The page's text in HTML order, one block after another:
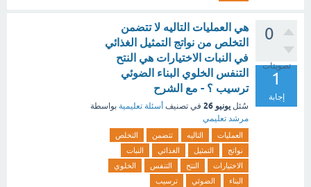
0
تصويتات
1
إجابة
هي العمليات التاليه لا تتضمن
التخلص من نواتج التمثيل الغذائي
في النبات الاختيارات هي النتح
التنفس الخلوي البناء الضوئي
ترسيب ؟ - مع الشرح
سُئل يونيو 26 في تصنيف أسئلة تعليمية بواسطة
مرشد تعليمي
العمليات التاليه تتضمن
التخلص
نواتج
التمثيل الغذائي
النبات
الاختيارات
النتح التنفس
الخلوي
البناء
الضوئي ترسيب